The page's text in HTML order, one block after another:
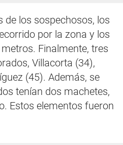
de los sospechosos, los
por la zona y los
Finalmente, tres
Villacorta (34),
(45). Además, se
tenían dos machetes,
Estos elementos fueron